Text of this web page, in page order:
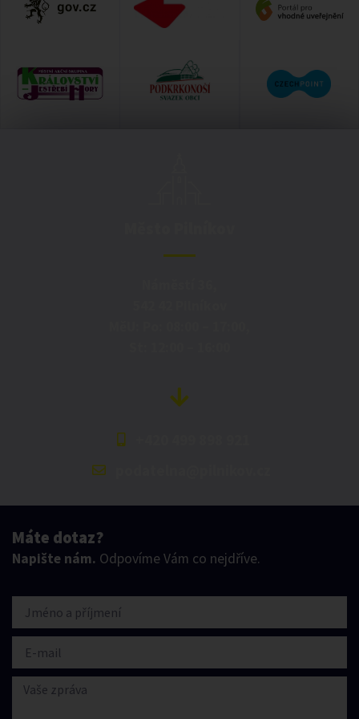
Máte dotaz?
Napište nám. Odpovíme Vám co nejdříve.